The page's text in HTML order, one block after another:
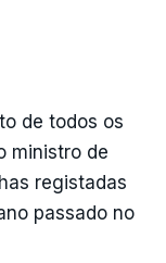
de todos os
ministro de
registadas
passado no